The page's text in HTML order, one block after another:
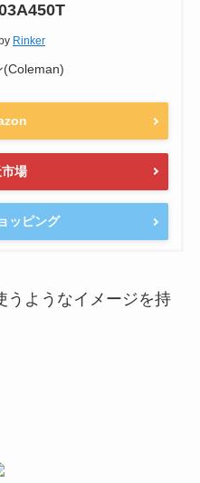
Rinker
(Coleman)
場
ッピング
うようなイメージを持